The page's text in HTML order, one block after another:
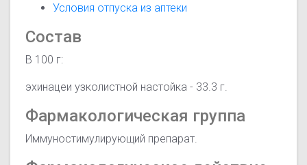
Условия отпуска из аптеки
Состав
В 100 г:
эхинацеи узколистной настойка - 33.3 г.
Фармакологическая группа
Иммуностимулирующий препарат.